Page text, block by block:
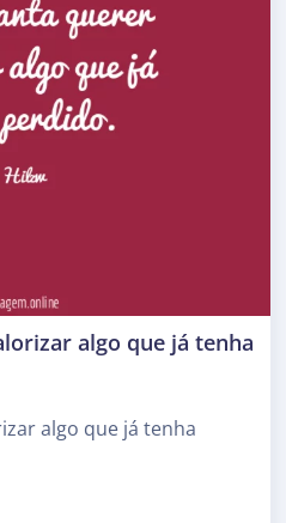
algo que já tenha
algo que já tenha